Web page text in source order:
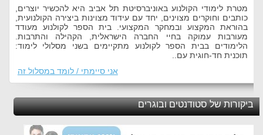
מטרת לימודי הקולנוע באוניברסיטת תל אביב היא להכשיר יוצרים,
כותבים וחוקרים מצוינים, יחד עם עידוד מצוינות ביצירה הקולנועית,
בהוראת המקצוע ובמחקר המקצועי. בית הספר לקולנוע מעודד
מעורבות עמוקה בחיי החברה הישראלית, הקהילה והתרבות.
הלימודים בבית הספר לקולנוע מתקיימים בשני מסלולי לימוד:
תוכנית חד-חוגית עם..
אני סיימתי / לומד במסלול זה
ביקורות של סטודנטים ובוגרים